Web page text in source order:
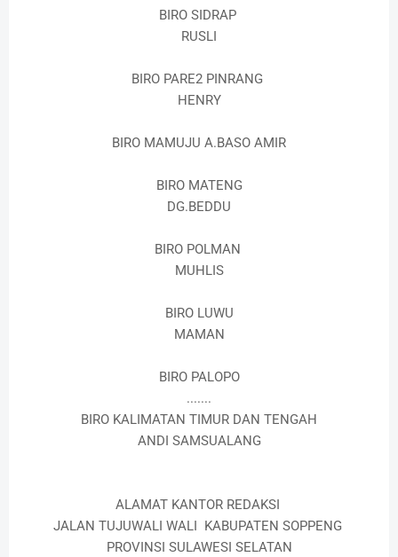
BIRO SIDRAP
RUSLI
BIRO PARE2 PINRANG
HENRY
BIRO MAMUJU A.BASO AMIR
BIRO MATENG
DG.BEDDU
BIRO POLMAN
MUHLIS
BIRO LUWU
MAMAN
BIRO PALOPO
.......
BIRO KALIMATAN TIMUR DAN TENGAH
ANDI SAMSUALANG
ALAMAT KANTOR REDAKSI
JALAN TUJUWALI WALI KABUPATEN SOPPENG
PROVINSI SULAWESI SELATAN